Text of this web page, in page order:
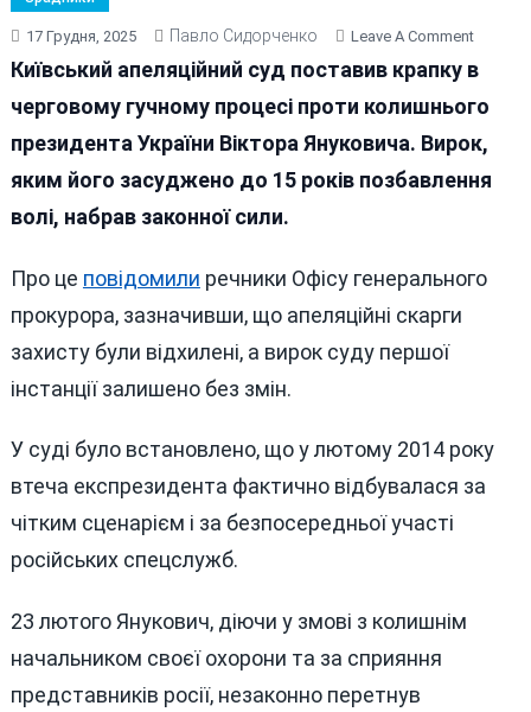
17 Грудня, 2025 Павло Сидорченко Leave A CommentOn
Київський апеляційний суд поставив крапку в
черговому гучному процесі проти колишнього
президента України Віктора Януковича. Вирок,
яким його засуджено до 15 років позбавлення
волі, набрав законної сили.
Про це повідомили речники Офісу генерального
прокурора, зазначивши, що апеляційні скарги
захисту були відхилені, а вирок суду першої
інстанції залишено без змін.
У суді було встановлено, що у лютому 2014 року
втеча експрезидента фактично відбувалася за
чітким сценарієм і за безпосередньої участі
російських спецслужб.
23 лютого Янукович, діючи у змові з колишнім
начальником своєї охорони та за сприяння
представників росії, незаконно перетнув